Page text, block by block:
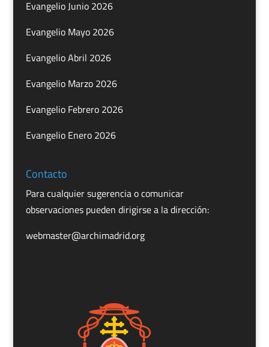
Evangelio Junio 2026
Evangelio Mayo 2026
Evangelio Abril 2026
Evangelio Marzo 2026
Evangelio Febrero 2026
Evangelio Enero 2026
Contacto
Para cualquier sugerencia o comunicar
observaciones pueden dirigirse a la dirección:
webmaster@archimadrid.org